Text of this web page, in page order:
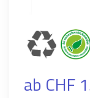
ab CHF